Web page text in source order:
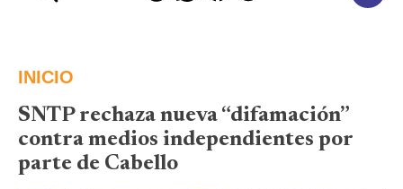
INICIO
SNTP rechaza nueva “difamación”
contra medios independientes por
parte de Cabello